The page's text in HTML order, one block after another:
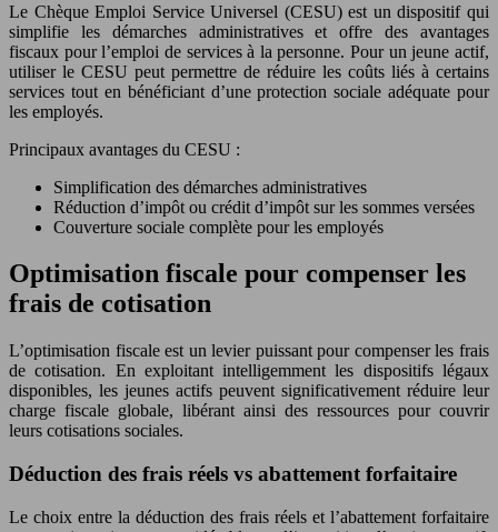
Le Chèque Emploi Service Universel (CESU) est un dispositif qui
simplifie les démarches administratives et offre des avantages
fiscaux pour l’emploi de services à la personne. Pour un jeune actif,
utiliser le CESU peut permettre de réduire les coûts liés à certains
services tout en bénéficiant d’une protection sociale adéquate pour
les employés.
Principaux avantages du CESU :
Simplification des démarches administratives
Réduction d’impôt ou crédit d’impôt sur les sommes versées
Couverture sociale complète pour les employés
Optimisation fiscale pour compenser les
frais de cotisation
L’optimisation fiscale est un levier puissant pour compenser les frais
de cotisation. En exploitant intelligemment les dispositifs légaux
disponibles, les jeunes actifs peuvent significativement réduire leur
charge fiscale globale, libérant ainsi des ressources pour couvrir
leurs cotisations sociales.
Déduction des frais réels vs abattement forfaitaire
Le choix entre la déduction des frais réels et l’abattement forfaitaire